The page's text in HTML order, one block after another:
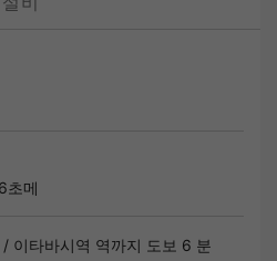
초메
/ 이타바시역 역까지 도보 6 분